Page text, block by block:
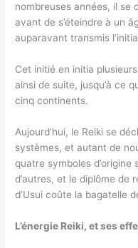
nombreuses années, il se
avant de s’éteindre à un
auparavant transmis
Cet initié en initia
ainsi de suite, jusqu’à ce
cinq continents.
Aujourd’hui, le Reiki se
systèmes, et autant de
quatre symboles
d’autres, et le diplôme de
d’Usui coûte la bagatelle
L’énergie Reiki, et ses